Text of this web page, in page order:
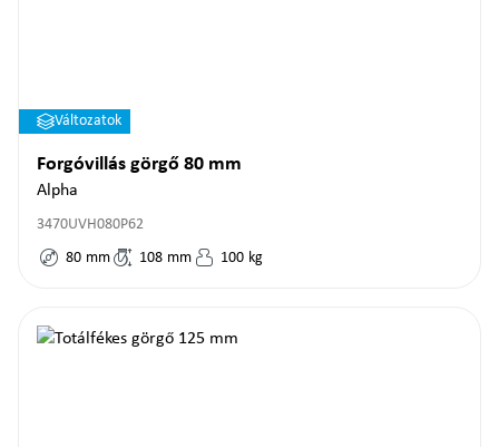
Változatok
Forgóvillás görgő 80 mm
Alpha
3470UVH080P62
80 mm 108 mm 100 kg